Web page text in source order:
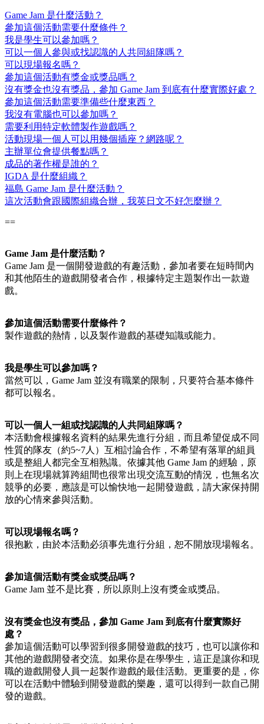
Game Jam 是什麼活動？
參加這個活動需要什麼條件？
我是學生可以參加嗎？
可以一個人參與或找認識的人共同組隊嗎？
可以現場報名嗎？
參加這個活動有獎金或獎品嗎？
沒有獎金也沒有獎品，參加 Game Jam 到底有什麼實際好處？
參加這個活動需要準備些什麼東西？
我沒有電腦也可以參加嗎？
需要利用特定軟體製作遊戲嗎？
活動現場一個人可以用幾個插座？網路呢？
主辦單位會提供餐點嗎？
成品的著作權是誰的？
IGDA 是什麼組織？
福島 Game Jam 是什麼活動？
這次活動會跟國際組織合辦，我英日文不好怎麼辦？
==
Game Jam 是什麼活動？
Game Jam 是一個開發遊戲的有趣活動，參加者要在短時間內
和其他陌生的遊戲開發者合作，根據特定主題製作出一款遊
戲。
參加這個活動需要什麼條件？
製作遊戲的熱情，以及製作遊戲的基礎知識或能力。
我是學生可以參加嗎？
當然可以，Game Jam 並沒有職業的限制，只要符合基本條件
都可以報名。
可以一個人一組或找認識的人共同組隊嗎？
本活動會根據報名資料的結果先進行分組，而且希望促成不同
性質的隊友（約5~7人）互相討論合作，不希望有落單的組員
或是整組人都完全互相熟識。依據其他 Game Jam 的經驗，原
則上在現場就算跨組間也很常出現交流互動的情況，也無名次
競爭的必要，應該是可以愉快地一起開發遊戲，請大家保持開
放的心情來參與活動。
可以現場報名嗎？
很抱歉，由於本活動必須事先進行分組，恕不開放現場報名。
參加這個活動有獎金或獎品嗎？
Game Jam 並不是比賽，所以原則上沒有獎金或獎品。
沒有獎金也沒有獎品，參加 Game Jam 到底有什麼實際好
處？
參加這個活動可以學習到很多開發遊戲的技巧，也可以讓你和
其他的遊戲開發者交流。如果你是在學學生，這正是讓你和現
職的遊戲開發人員一起製作遊戲的最佳活動。更重要的是，你
可以在活動中體驗到開發遊戲的樂趣，還可以得到一款自己開
發的遊戲。